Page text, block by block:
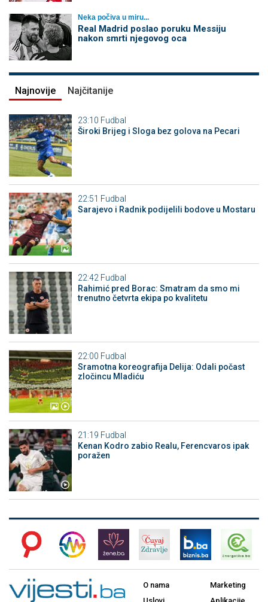
Neka počiva u miru...
Real Madrid poslao poruku Messiju
nakon smrti njegovog oca
Najnovije Najčitanije
23:10 Fudbal
Široki Brijeg i Sloga bez golova na Pecari
22:51 Fudbal
Sarajevo i Radnik podijelili bodove u Mostaru
22:42 Fudbal
Rahimić pred Borac: Smatram da smo mi
trenutno četvrta ekipa po kvalitetu
22:00 Fudbal
Sramotna koreografija Delija: Odali počast
zločincu Mladiću
21:19 Fudbal
Kenan Kodro zabio Realu, Ferencvaros ipak
poražen
O nama
Marketing